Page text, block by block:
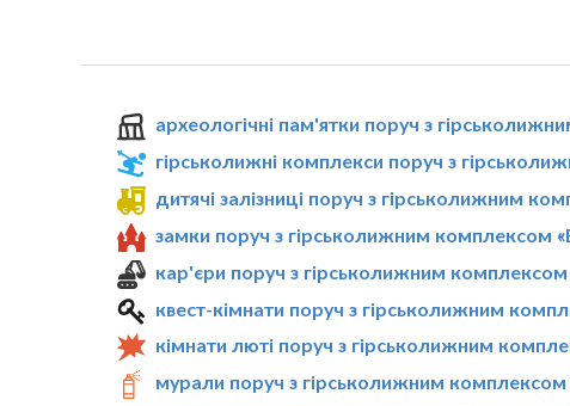
археологічні пам'ятки поруч з
гірськолижні комплекси поруч з
дитячі залізниці поруч з гірськолижним
замки поруч з гірськолижним комплексом
кар'єри поруч з гірськолижним
квест-кімнати поруч з гірськолижним
кімнати люті поруч з гірськолижним
мурали поруч з гірськолижним комплексом